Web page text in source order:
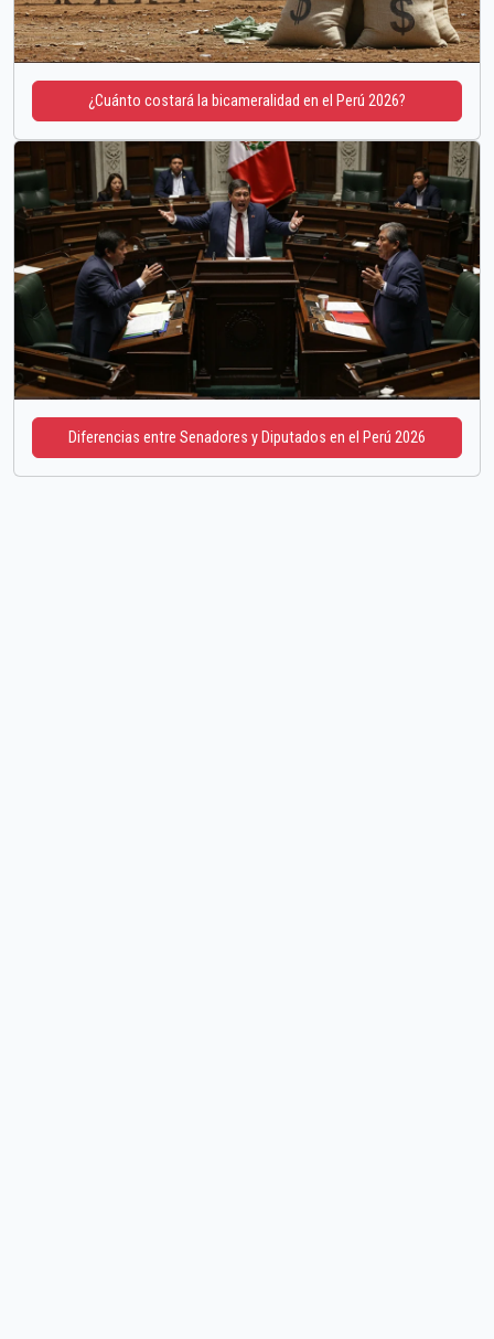
¿Cuánto costará la bicameralidad en el Perú 2026?
Diferencias entre Senadores y Diputados en el Perú 2026